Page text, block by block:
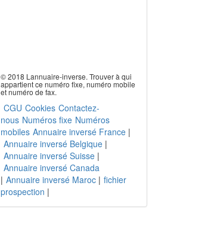
© 2018 Lannuaire-inverse. Trouver à qui
appartient ce numéro fixe, numéro mobile
et numéro de fax.
CGU Cookies Contactez-
nous Numéros fixe Numéros
mobiles Annuaire inversé France|
Annuaire inversé Belgique|
Annuaire inversé Suisse|
Annuaire inversé Canada
| Annuaire inversé Maroc| fichier
prospection |